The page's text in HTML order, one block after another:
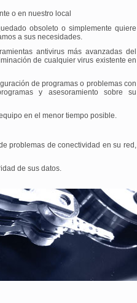
o en nuestro local
obsoleto o simplemente quiere
a sus necesidades.
antivirus más avanzadas del
de cualquier virus existente en
de programas o problemas con
y asesoramiento sobre su
en el menor tiempo posible.
problemas de conectividad en su red,
de sus datos.